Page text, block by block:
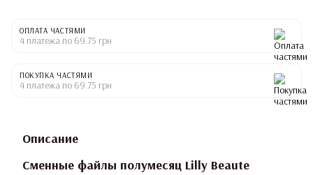
ОПЛАТА ЧАСТЯМИ
4 платежа по 69.75 грн
ПОКУПКА ЧАСТЯМИ
4 платежа по 69.75 грн
Описание
Сменные файлы полумесяц Lilly Beaute